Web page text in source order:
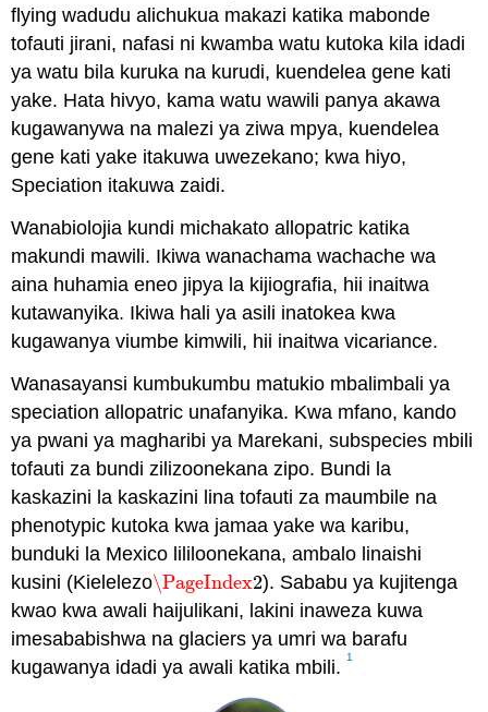
flying wadudu alichukua makazi katika mabonde
tofauti jirani, nafasi ni kwamba watu kutoka kila idadi
ya watu bila kuruka na kurudi, kuendelea gene kati
yake. Hata hivyo, kama watu wawili panya akawa
kugawanywa na malezi ya ziwa mpya, kuendelea
gene kati yake itakuwa uwezekano; kwa hiyo,
Speciation itakuwa zaidi.
Wanabiolojia kundi michakato allopatric katika
makundi mawili. Ikiwa wanachama wachache wa
aina huhamia eneo jipya la kijiografia, hii inaitwa
kutawanyika. Ikiwa hali ya asili inatokea kwa
kugawanya viumbe kimwili, hii inaitwa vicariance.
Wanasayansi kumbukumbu matukio mbalimbali ya
speciation allopatric unafanyika. Kwa mfano, kando
ya pwani ya magharibi ya Marekani, subspecies mbili
tofauti za bundi zilizoonekana zipo. Bundi la
kaskazini la kaskazini lina tofauti za maumbile na
phenotypic kutoka kwa jamaa yake wa karibu,
bunduki la Mexico lililoonekana, ambalo linaishi
kusini (Kielelezo\PageIndex2
\PageIndex2). Sababu ya kujitenga
kwao kwa awali haijulikani, lakini inaweza kuwa
imesababishwa na glaciers ya umri wa barafu
kugawanya idadi ya awali katika mbili.1